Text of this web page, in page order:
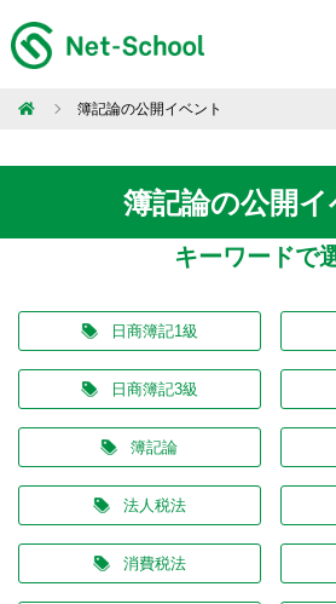
簿記論の公開イベント
簿記論の公開イ
キーワードで
日商簿記1級
日商簿記3級
簿記論
法人税法
消費税法